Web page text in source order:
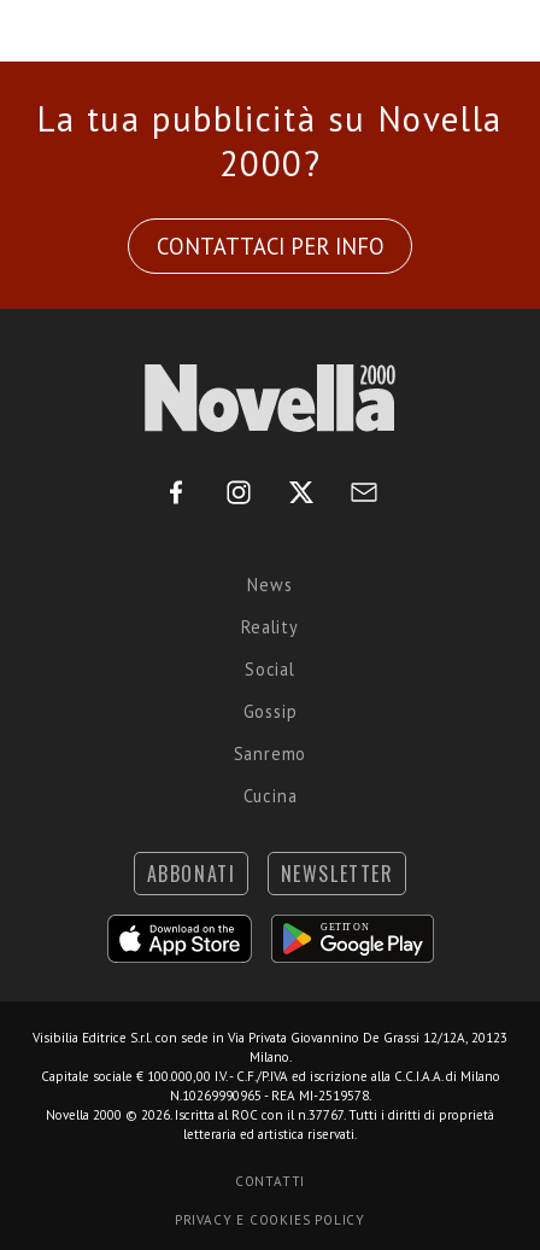
La tua pubblicità su Novella
2000?
CONTATTACI PER INFO
News
Reality
Social
Gossip
Sanremo
Cucina
ABBONATI NEWSLETTER
Visibilia Editrice S.r.l. con sede in Via Privata Giovannino De Grassi 12/12A, 20123
Milano.
Capitale sociale € 100.000,00 I.V. - C.F./P.IVA ed iscrizione alla C.C.I.A.A. di Milano
N.10269990965 - REA MI-2519578.
Novella 2000 © 2026. Iscritta al ROC con il n.37767. Tutti i diritti di proprietà
letteraria ed artistica riservati.
CONTATTI
PRIVACY E COOKIES POLICY